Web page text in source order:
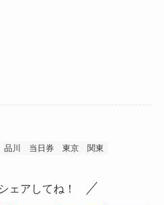
品川 当日券 東京 関東
ェアしてね！